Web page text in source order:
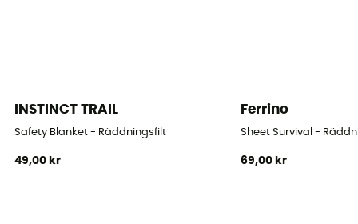
INSTINCT TRAIL
Safety Blanket - Räddningsfilt
49,00 kr
Ferrino
Sheet Survival -
69,00 kr